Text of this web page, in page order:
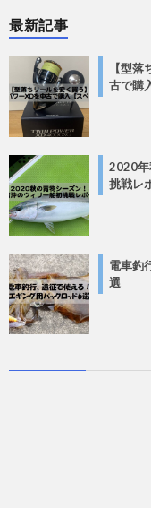
最新記事
【型
古で購
2020年
挑戦レ
電車釣
選